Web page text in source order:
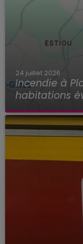
24 juillet 2026
Incendie à
habitations